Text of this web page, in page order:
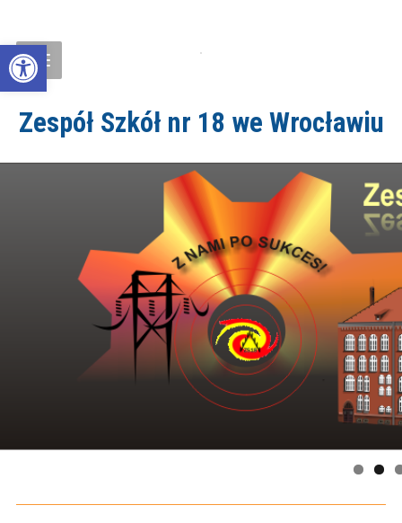
Open toolbar
Zespół Szkół nr 18 we Wrocławiu